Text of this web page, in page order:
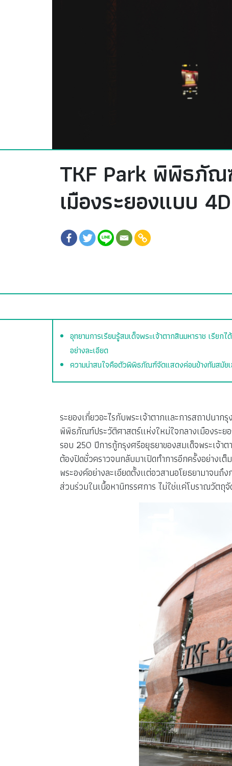
TKF Park พิพิธภัณ
เมืองระยองแบบ 4D
อุทยานการเรียนรู้สมเด็จพระเจ้าตากสินมหาราช เรีย
อย่างละเอียด
ความน่าสนใจคือตัวพิพิธภัณฑ์จัดแสดงค่อนข้างทันสมัยเ
ระยองเกี่ยวอะไรกับพระเจ้าตากและการสถาปนาก
พิพิธภัณฑ์ประวัติศาสตร์แห่งใหม่ใจกลางเมืองระ
รอบ 250 ปีการกู้กรุงศรีอยุธยาของสมเด็จพระเจ้
ต้องปิดชั่วคราวจนกลับมาเปิดทำการอีกครั้งอย่าง
พระองค์อย่างละเอียดตั้งแต่อวสานอโยธยามาจน
ส่วนร่วมในเนื้อหานิทรรศการ ไม่ใช่แค่โบราณวัตถุ